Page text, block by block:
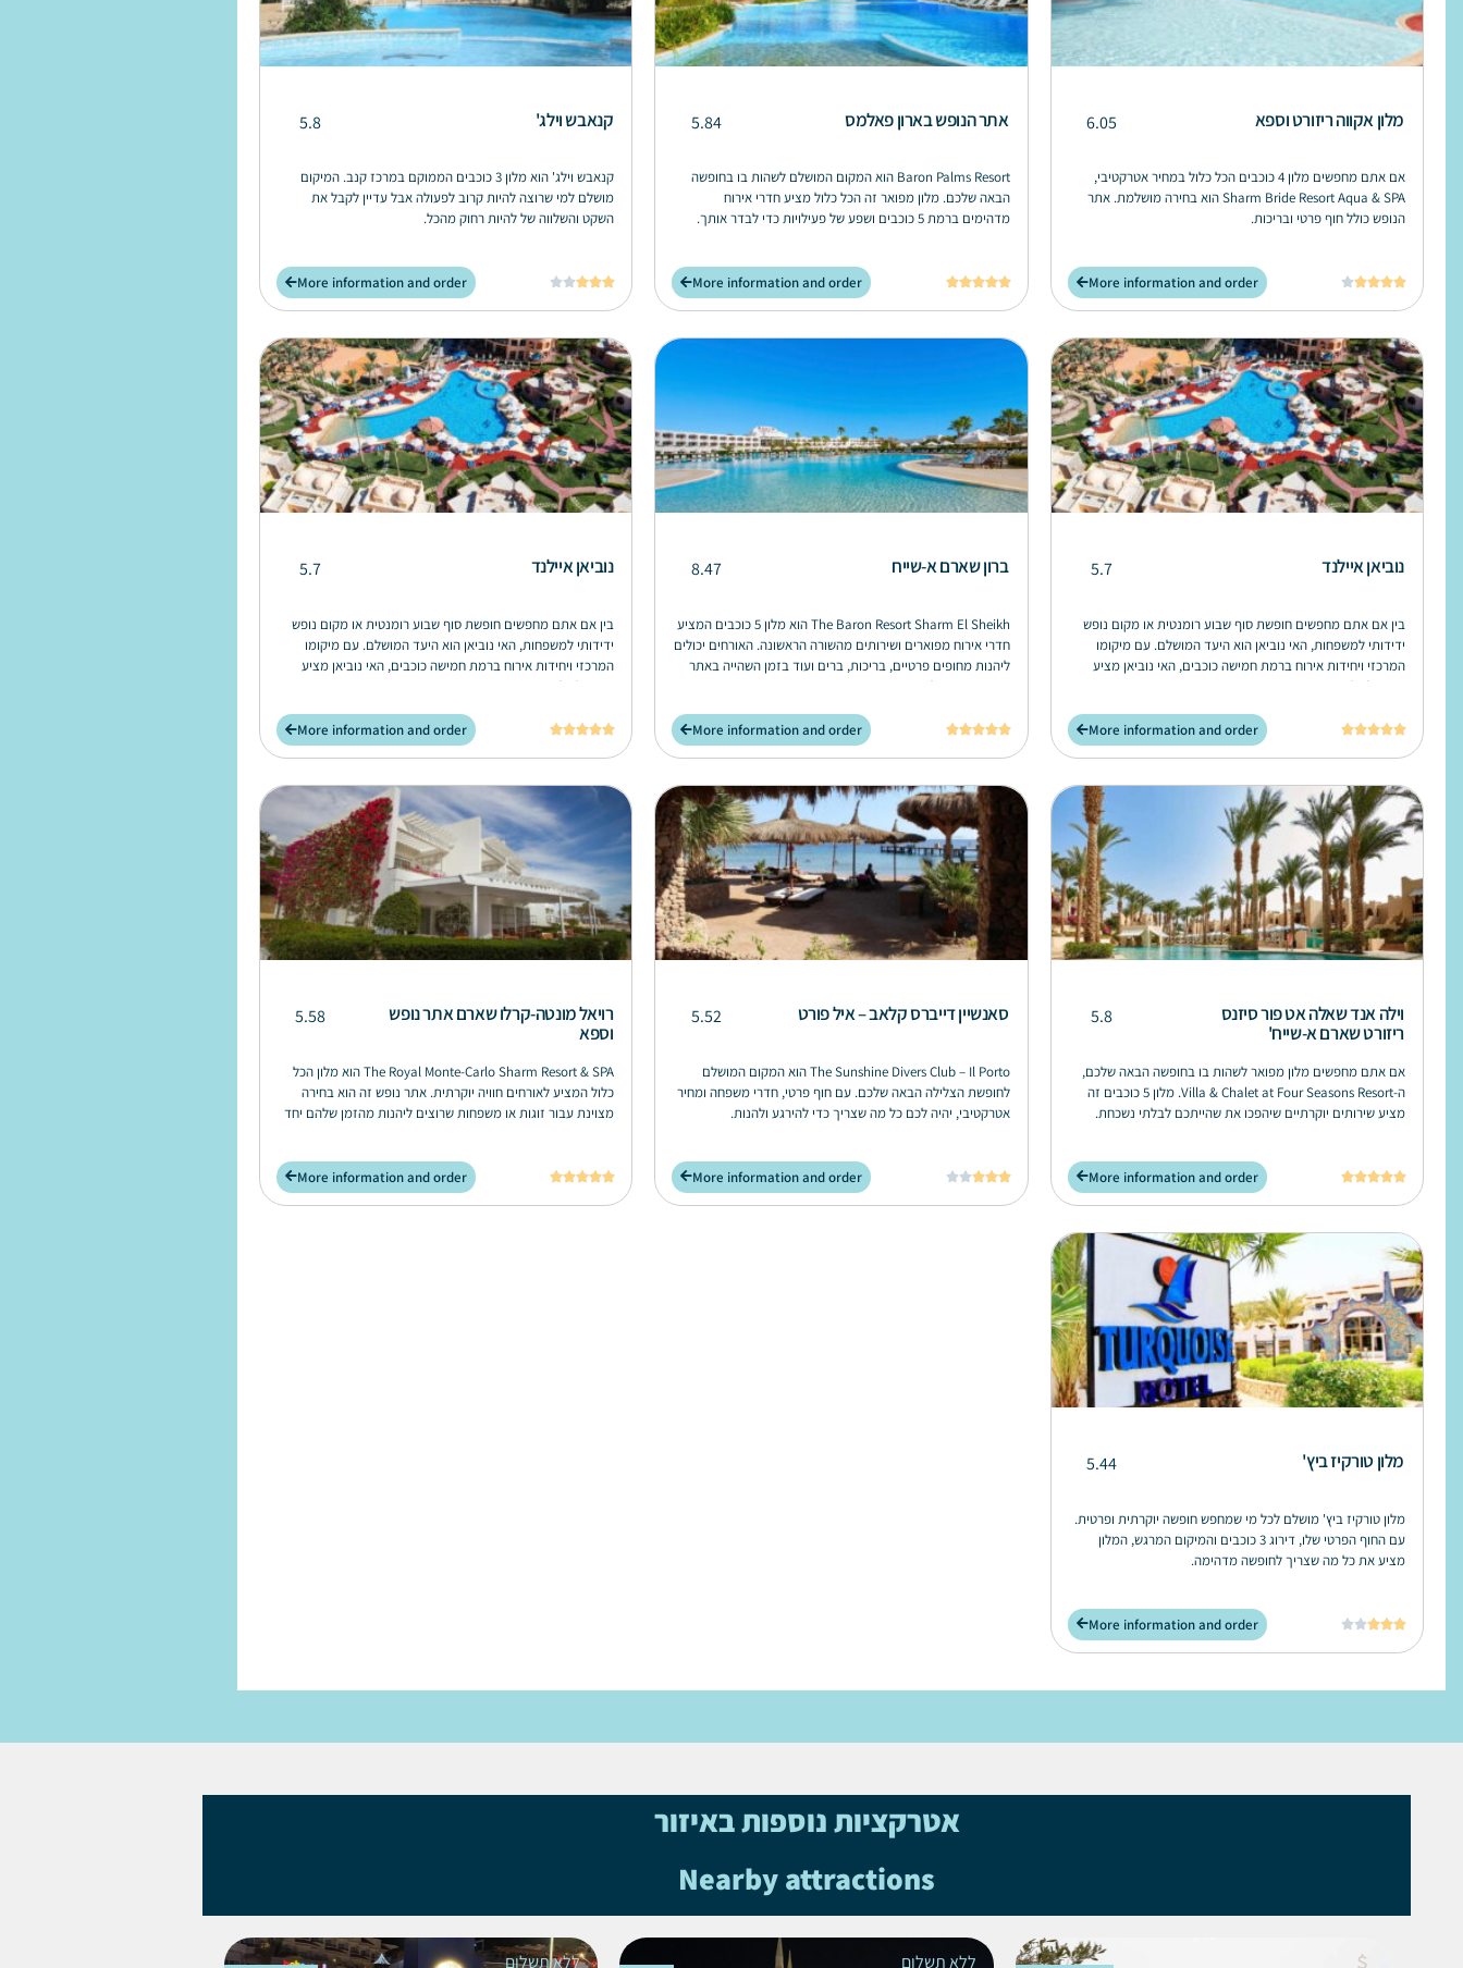
מלון אקווה ריזורט וספא 6.05
אם אתם מחפשים מלון 4 כוכבים הכל כלול במחיר אטרקטיבי,
Sharm Bride Resort Aqua & SPA הוא בחירה מושלמת. אתר
הנופש כולל חוף פרטי ובריכות.





More information and order
אתר הנופש בארון פאלמס 5.84
Baron Palms Resort הוא המקום המושלם לשהות בו בחופשה
הבאה שלכם. מלון מפואר זה הכל כלול מציע חדרי אירוח
מדהימים ברמת 5 כוכבים ושפע של פעילויות כדי לבדר אותך.





More information and order
קנאבש וילג' 5.8
קנאבש וילג' הוא מלון 3 כוכבים הממוקם במרכז קנב. המיקום
מושלם למי שרוצה להיות קרוב לפעולה אבל עדיין לקבל את
השקט והשלווה של להיות רחוק מהכל.





More information and order
נוביאן איילנד 5.7
בין אם אתם מחפשים חופשת סוף שבוע רומנטית או מקום נופש
ידידותי למשפחות, האי נוביאן הוא היעד המושלם. עם מיקומו
המרכזי ויחידות אירוח ברמת חמישה כוכבים, האי נוביאן מציע
משהו לכולם.





More information and order
ברון שארם א-שייח 8.47
The Baron Resort Sharm El Sheikh הוא מלון 5 כוכבים המציע
חדרי אירוח מפוארים ושירותים מהשורה הראשונה. האורחים יכולים
ליהנות מחופים פרטיים, בריכות, ברים ועוד בזמן השהייה באתר
נופש ברמה עולמית זה.





More information and order
נוביאן איילנד 5.7
בין אם אתם מחפשים חופשת סוף שבוע רומנטית או מקום נופש
ידידותי למשפחות, האי נוביאן הוא היעד המושלם. עם מיקומו
המרכזי ויחידות אירוח ברמת חמישה כוכבים, האי נוביאן מציע
משהו לכולם.





More information and order
וילה אנד שאלה אט פור סיזנס
ריזורט שארם א-שייח'
5.8
אם אתם מחפשים מלון מפואר לשהות בו בחופשה הבאה שלכם,
ה-Villa & Chalet at Four Seasons Resort. מלון 5 כוכבים זה
מציע שירותים יוקרתיים שיהפכו את שהייתכם לבלתי נשכחת.





More information and order
סאנשיין דייברס קלאב – איל פורט 5.52
The Sunshine Divers Club – Il Porto הוא המקום המושלם
לחופשת הצלילה הבאה שלכם. עם חוף פרטי, חדרי משפחה ומחיר
אטרקטיבי, יהיה לכם כל מה שצריך כדי להירגע ולהנות.





More information and order
רויאל מונטה-קרלו שארם אתר נופש
וספא
5.58
The Royal Monte-Carlo Sharm Resort & SPA הוא מלון הכל
כלול המציע לאורחים חוויה יוקרתית. אתר נופש זה הוא בחירה
מצוינת עבור זוגות או משפחות שרוצים ליהנות מהזמן שלהם יחד





More information and order
מלון טורקיז ביץ' 5.44
מלון טורקיז ביץ' מושלם לכל מי שמחפש חופשה יוקרתית ופרטית.
עם החוף הפרטי שלו, דירוג 3 כוכבים והמיקום המרגש, המלון
מציע את כל מה שצריך לחופשה מדהימה.





More information and order
אטרקציות נוספות באיזור
Nearby attractions
ללא תשלום ללא תשלום